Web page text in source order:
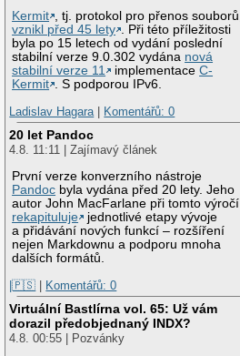
Kermit
, tj. protokol pro přenos souborů,
vznikl před 45 lety
. Při této příležitosti
byla po 15 letech od vydání poslední
stabilní verze 9.0.302 vydána nová
stabilní verze 11
implementaceC-
Kermit
. S podporou IPv6.
Ladislav Hagara | Komentářů: 0
20 let Pandoc
4.8. 11:11 | Zajímavý článek
První verze konverzního nástroje
Pandoc byla vydána před 20 lety. Jeho
autor John MacFarlane při tomto výročí
rekapituluje
jednotlivé etapy vývoje
a přidávání nových funkcí – rozšíření
nejen Markdownu a podporu mnoha
dalších formátů.
|🇵🇸 | Komentářů: 0
Virtuální Bastlírna vol. 65: Už vám
dorazil předobjednaný INDX?
4.8. 00:55 | Pozvánky